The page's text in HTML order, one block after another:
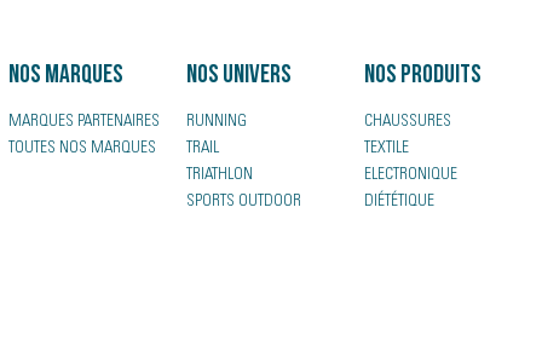
Nos marques
MARQUES PARTENAIRES
TOUTES NOS MARQUES
Nos univers
RUNNING
TRAIL
TRIATHLON
SPORTS OUTDOOR
Nos produits
CHAUSSURES
TEXTILE
ELECTRONIQUE
DIÉTÉTIQUE